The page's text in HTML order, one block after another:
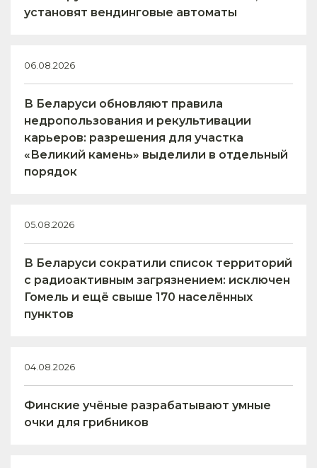
установят вендинговые автоматы
06.08.2026
В Беларуси обновляют правила
недропользования и рекультивации
карьеров: разрешения для участка
«Великий камень» выделили в отдельный
порядок
05.08.2026
В Беларуси сократили список территорий
с радиоактивным загрязнением: исключен
Гомель и ещё свыше 170 населённых
пунктов
04.08.2026
Финские учёные разрабатывают умные
очки для грибников